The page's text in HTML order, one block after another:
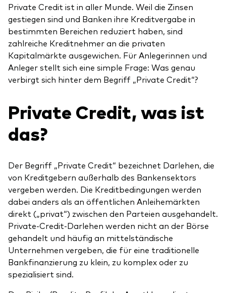
Ressourcen
Research
Anbieterliste
Vanguard Modellportfolios
Vanguard Beratungsstudie
Private Credit ist in aller Munde. Weil die Zinsen
gestiegen sind und Banken ihre Kreditvergabe in
bestimmten Bereichen reduziert haben, sind
zahlreiche Kreditnehmer an die privaten
Kapitalmärkte ausgewichen. Für Anlegerinnen und
Anleger stellt sich eine simple Frage: Was genau
verbirgt sich hinter dem Begriff „Private Credit“?
Private Credit, was ist
das?
Der Begriff „Private Credit“ bezeichnet Darlehen, die
von Kreditgebern außerhalb des Bankensektors
vergeben werden. Die Kreditbedingungen werden
dabei anders als an öffentlichen Anleihemärkten
direkt („privat“) zwischen den Parteien ausgehandelt.
Private-Credit-Darlehen werden nicht an der Börse
gehandelt und häufig an mittelständische
Unternehmen vergeben, die für eine traditionelle
Bankfinanzierung zu klein, zu komplex oder zu
spezialisiert sind.